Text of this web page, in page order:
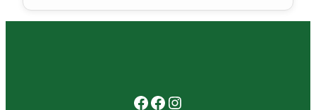
Facebook
Facebook
Instagram